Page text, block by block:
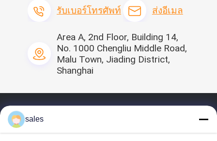
Q3: Can you shipping to my address? Q3: คุณสามารถจัด
ส่งไปยังที่อยู่ของฉัน? How much for shipping cost? ค่าจัดส่ง
A3: กรุณาส่งที่อยู่จัดส่งของคุณจากนั้นเราจะคำนวณค่าจัดส่ง
สำหรับคุณ
Q4: คุณสามารถทำให้แบรนด์ของเราเองหรือบรรจุการ
ถาม: การจัดส่งแบบไหน
A: จัดส่งทางทะเลอากาศที่ดิน
รับเบอร์โทรศัพท์ ส่งอีเมล
Area A, 2nd Floor, Building 14,
No. 1000 Chengliu Middle Road,
Malu Town, Jiading District,
Shanghai
ข้อมูลส่วนตัว
sales